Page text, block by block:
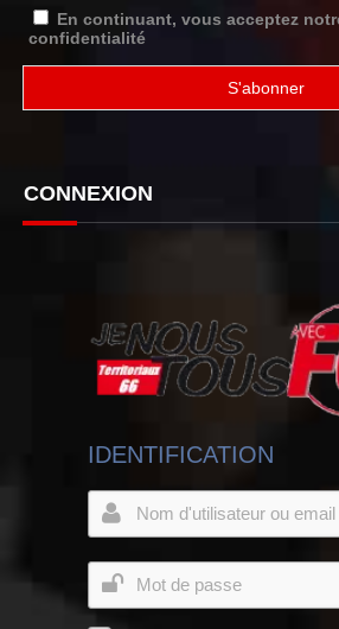
En continuant, vous acceptez
confidentialité
CONNEXION
IDENTIFICATION